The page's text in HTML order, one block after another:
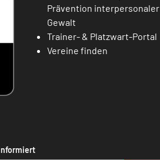
Prävention interpersonaler
Gewalt
Trainer- & Platzwart-Portal
Vereine finden